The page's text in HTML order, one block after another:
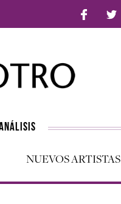
NUEVOS ARTISTAS